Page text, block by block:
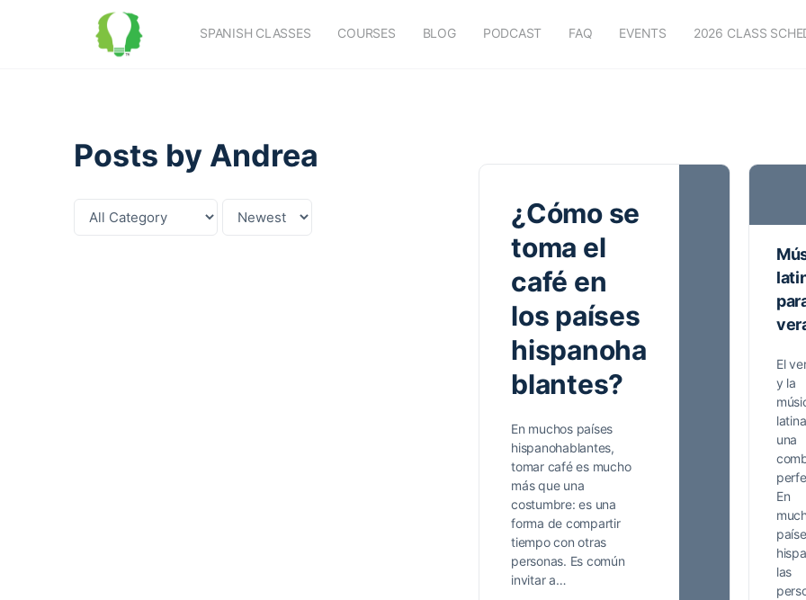
SPANISH CLASSES COURSES BLOG PODCAST FAQ EVENTS 2026 CLASS
Posts by Andrea
Category
Sort
by
¿Cómo se
toma el
café en
los países
hispanoha
blantes?
En muchos países
hispanohablantes,
tomar café es mucho
más que una
costumbre: es una
forma de compartir
tiempo con otras
personas. Es común
invitar a…
El
y la
una
En
las